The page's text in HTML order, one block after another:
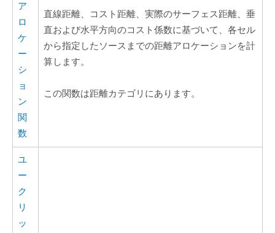
ア
ロ
ケ
ー
シ
ョ
ン
関
数
直線距離、コスト距離、実際のサーフェス距離、垂
直および水平方向のコスト係数に基づいて、各セル
から指定したソースまでの距離アロケーションを計
算します。
この関数は距離カテゴリにあります。
ユ
ー
ク
リ
ッ